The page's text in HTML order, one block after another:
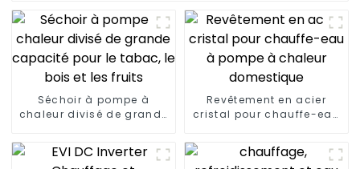
Séchoir à pompe à
chaleur divisé de grande
Revêtement en acier
cristal pour chauffe-eau